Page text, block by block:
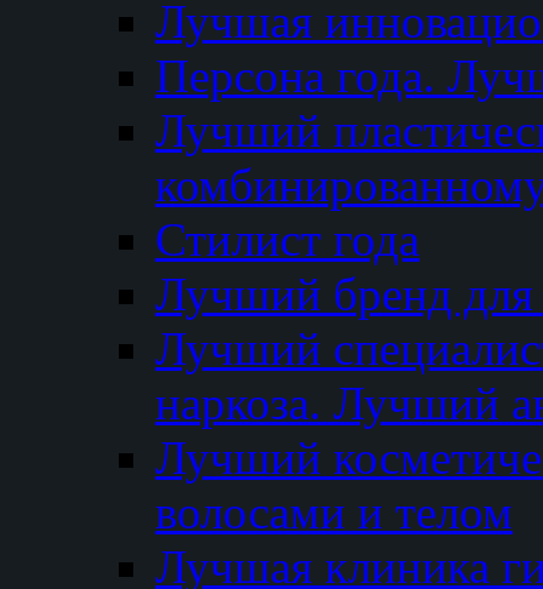
Лучшая
Персона года.
Лучший
Стилист года
Лучший бренд
Лучший
наркоза. Лучший
Лучший
волосами и телом
Лучшая клиника